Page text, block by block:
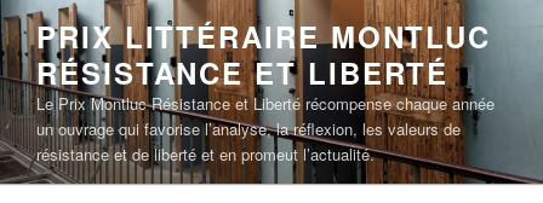
Aller
au
contenu
principal
PRIX LITTÉRAIRE MONTLUC
RÉSISTANCE ET LIBERTÉ
Le Prix Montluc Résistance et Liberté récompense chaque année
un ouvrage qui favorise l’analyse, la réflexion, les valeurs de
résistance et de liberté et en promeut l’actualité.